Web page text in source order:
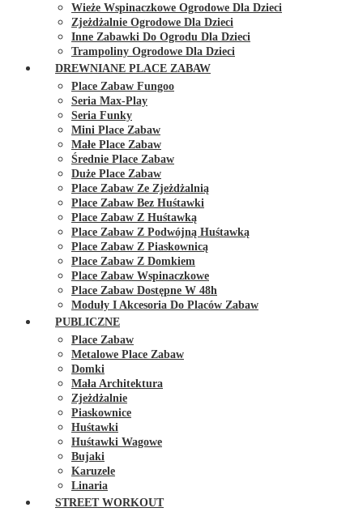
Wieże Wspinaczkowe Ogrodowe Dla Dzieci
Zjeżdżalnie Ogrodowe Dla Dzieci
Inne Zabawki Do Ogrodu Dla Dzieci
Trampoliny Ogrodowe Dla Dzieci
DREWNIANE PLACE ZABAW
Place Zabaw Fungoo
Seria Max-Play
Seria Funky
Mini Place Zabaw
Małe Place Zabaw
Średnie Place Zabaw
Duże Place Zabaw
Place Zabaw Ze Zjeżdżalnią
Place Zabaw Bez Huśtawki
Place Zabaw Z Huśtawką
Place Zabaw Z Podwójną Huśtawką
Place Zabaw Z Piaskownicą
Place Zabaw Z Domkiem
Place Zabaw Wspinaczkowe
Place Zabaw Dostępne W 48h
Moduły I Akcesoria Do Placów Zabaw
PUBLICZNE
Place Zabaw
Metalowe Place Zabaw
Domki
Mała Architektura
Zjeżdżalnie
Piaskownice
Huśtawki
Huśtawki Wagowe
Bujaki
Karuzele
Linaria
STREET WORKOUT